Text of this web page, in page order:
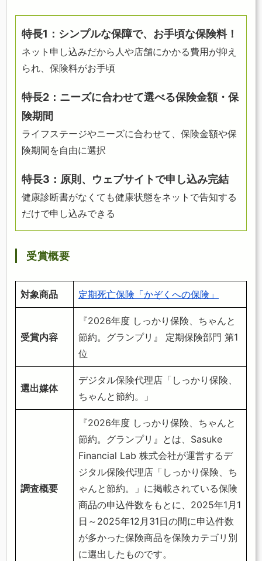
特長1：シンプルな保障で、お手頃な保険料！
ネット申し込みだから人や店舗にかかる費用が抑え
られ、保険料がお手頃
特長2：ニーズに合わせて選べる保険金額・保
険期間
ライフステージやニーズに合わせて、保険金額や保
険期間を自由に選択
特長3：原則、ウェブサイトで申し込み完結
健康診断書がなくても健康状態をネットで告知する
だけで申し込みできる
受賞概要
対象商品 定期死亡保険「かぞくへの保険」
受賞内容
『2026年度 しっかり保険、ちゃんと
節約。グランプリ』 定期保険部門 第1
位
選出媒体
デジタル保険代理店「しっかり保険、
ちゃんと節約。」
調査概要
『2026年度 しっかり保険、ちゃんと
節約。グランプリ』とは、Sasuke
Financial Lab 株式会社が運営するデ
ジタル保険代理店「しっかり保険、ち
ゃんと節約。」に掲載されている保険
商品の申込件数をもとに、2025年1月1
日～2025年12月31日の間に申込件数
が多かった保険商品を保険カテゴリ別
に選出したものです。